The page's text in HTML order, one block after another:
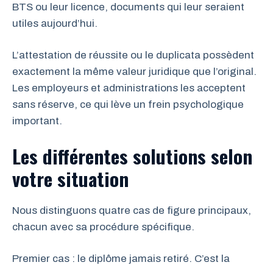
BTS ou leur licence, documents qui leur seraient
utiles aujourd’hui.
L’attestation de réussite ou le duplicata possèdent
exactement la même valeur juridique que l’original.
Les employeurs et administrations les acceptent
sans réserve, ce qui lève un frein psychologique
important.
Les différentes solutions selon
votre situation
Nous distinguons quatre cas de figure principaux,
chacun avec sa procédure spécifique.
Premier cas : le diplôme jamais retiré. C’est la